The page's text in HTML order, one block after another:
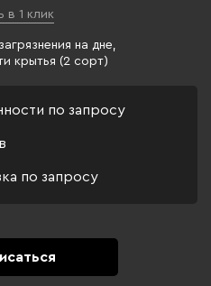
в 1 клик
на дне,
крытья (2 сорт)
по запросу
по запросу